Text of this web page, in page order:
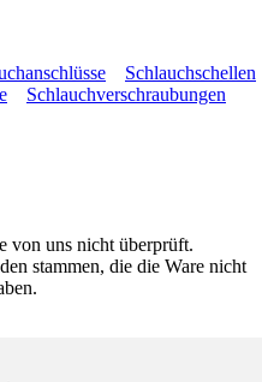
Schlauchschellen
Schlauchverschraubungen
von uns nicht überprüft.
stammen, die die Ware nicht